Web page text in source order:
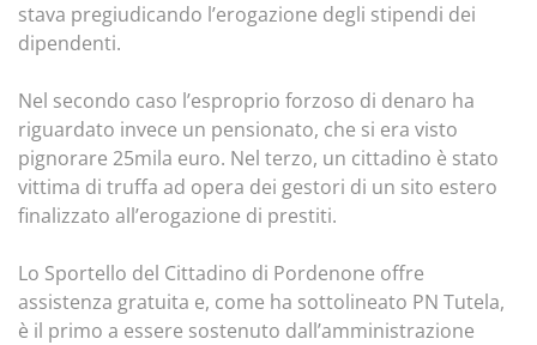
stava pregiudicando l’erogazione degli stipendi dei
dipendenti.
Nel secondo caso l’esproprio forzoso di denaro ha
riguardato invece un pensionato, che si era visto
pignorare 25mila euro. Nel terzo, un cittadino è stato
vittima di truffa ad opera dei gestori di un sito estero
finalizzato all’erogazione di prestiti.
Lo Sportello del Cittadino di Pordenone offre
assistenza gratuita e, come ha sottolineato PN Tutela,
è il primo a essere sostenuto dall’amministrazione